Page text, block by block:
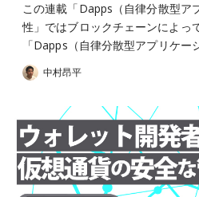
この連載「Dapps（自律分散型ア
性」ではブロックチェーンによっ
「Dapps（自律分散型アプリケ
中村昂平